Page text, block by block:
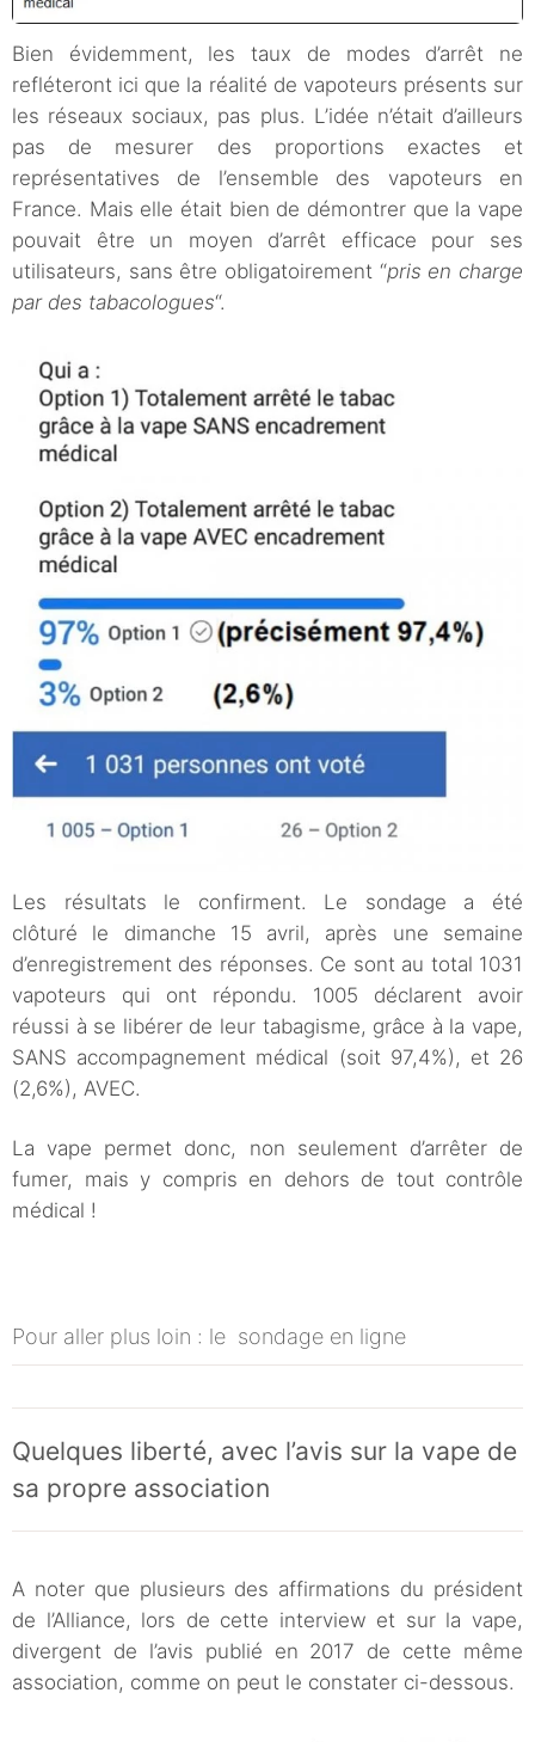
Bien évidemment, les taux de modes d’arrêt ne
refléteront ici que la réalité de vapoteurs présents sur
les réseaux sociaux, pas plus. L’idée n’était d’ailleurs
pas de mesurer des proportions exactes et
représentatives de l’ensemble des vapoteurs en
France. Mais elle était bien de démontrer que la vape
pouvait être un moyen d’arrêt efficace pour ses
utilisateurs, sans être obligatoirement “pris en charge
par des tabacologues“.
Les résultats le confirment. Le sondage a été
clôturé le dimanche 15 avril, après une semaine
d’enregistrement des réponses. Ce sont au total 1031
vapoteurs qui ont répondu. 1005 déclarent avoir
réussi à se libérer de leur tabagisme, grâce à la vape,
SANS accompagnement médical (soit 97,4%), et 26
(2,6%), AVEC.
La vape permet donc, non seulement d’arrêter de
fumer, mais y compris en dehors de tout contrôle
médical !
Pour aller plus loin : le sondage en ligne
Quelques liberté, avec l’avis sur la vape de
sa propre association
A noter que plusieurs des affirmations du président
de l’Alliance, lors de cette interview et sur la vape,
divergent de l’avis publié en 2017 de cette même
association, comme on peut le constater ci-dessous.